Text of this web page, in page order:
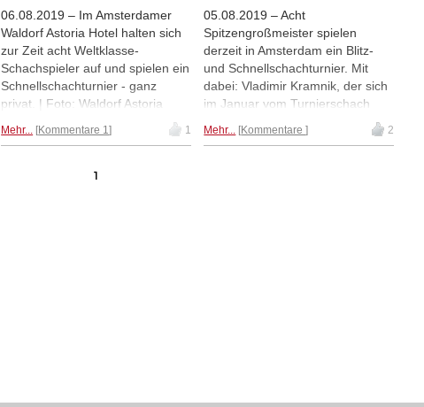
06.08.2019 – Im Amsterdamer
Waldorf Astoria Hotel halten sich
zur Zeit acht Weltklasse-
Schachspieler auf und spielen ein
Schnellschachturnier - ganz
privat. | Foto: Waldorf Astoria
Mehr... Kommentare 1 1
05.08.2019 – Acht
Spitzengroßmeister spielen
derzeit in Amsterdam ein Blitz-
und Schnellschachturnier. Mit
dabei: Vladimir Kramnik, der sich
im Januar vom Turnierschach
zurückgezogen hat. Kramnik und
Anand gewannen das Blitzturnier
Mehr... Kommentare 2
1